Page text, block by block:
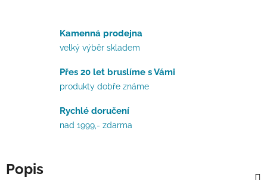
Kamenná prodejna
velký výběr skladem
Přes 20 let bruslíme s Vámi
produkty dobře známe
Rychlé doručení
nad 1999,- zdarma
Popis